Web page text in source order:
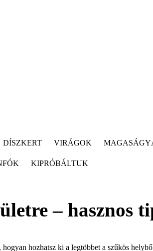
DÍSZKERT VIRÁGOK
KIPRÓBÁLTUK
– hasznos
hozhatsz ki a legtöbbet a szűkös